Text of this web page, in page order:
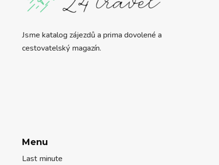
Jsme katalog zájezdů a prima dovolené a
cestovatelský magazín.
Menu
Last minute